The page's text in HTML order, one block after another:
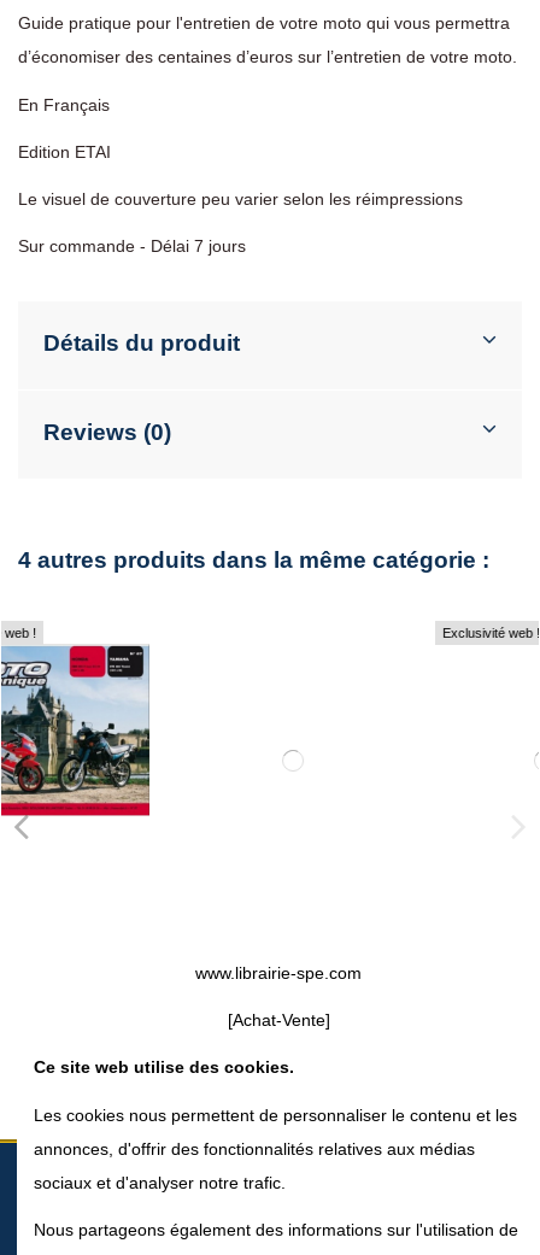
Guide pratique pour l'entretien de votre moto qui vous permettra
d’économiser des centaines d’euros sur l’entretien de votre moto.
En Français
Edition ETAI
Le visuel de couverture peu varier selon les réimpressions
Sur commande - Délai 7 jours
Détails du produit
Reviews (0)
4 autres produits dans la même catégorie :
Contact us
www.librairie-spe.com
[Achat-Vente]
Ce site web utilise des cookies.
Les cookies nous permettent de personnaliser le contenu et les
annonces, d'offrir des fonctionnalités relatives aux médias
sociaux et d'analyser notre trafic.
Nous partageons également des informations sur l'utilisation de